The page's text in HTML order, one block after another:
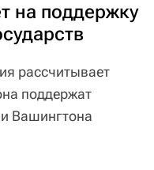
на поддержку
рассчитывает
поддержат
Вашингтона